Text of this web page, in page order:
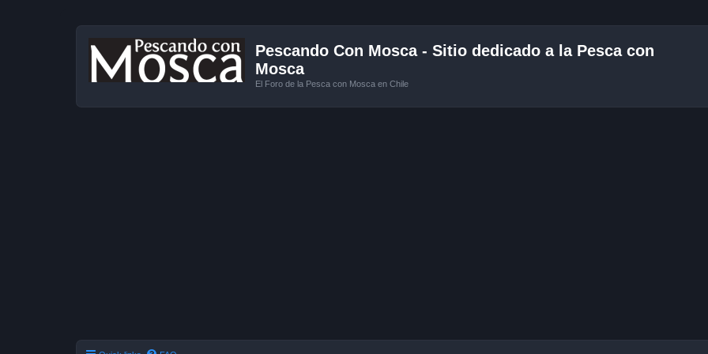
Pescando Con Mosca - Sitio dedicado a la Pesca con
Mosca
El Foro de la Pesca con Mosca en Chile